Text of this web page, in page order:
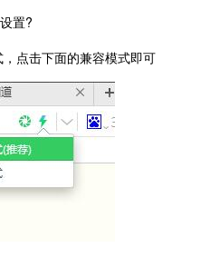
置?
点击下面的兼容模式即可